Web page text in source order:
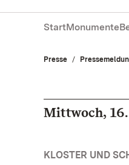
StartMonumente
Presse
Mittwoch,
KLOSTER UND